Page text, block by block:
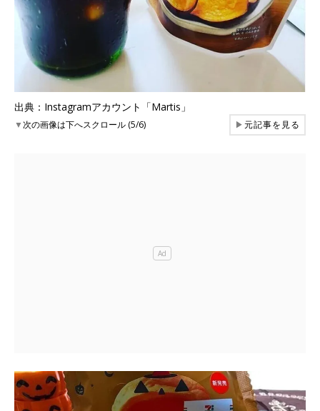
出典：Instagramアカウント「Martis」
▼次の画像は下へスクロール (5/6) ▶元記事を見る